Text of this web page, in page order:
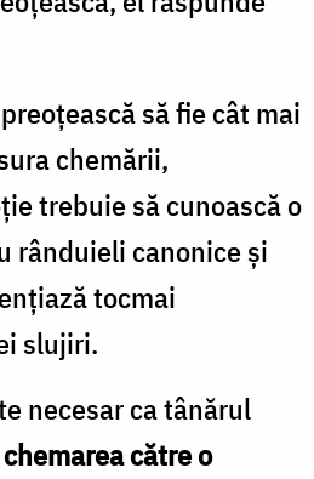
să fie cât mai
chemării,
trebuie să cunoască o
rânduieli canonice și
tocmai
slujiri.
necesar ca tânărul
către o